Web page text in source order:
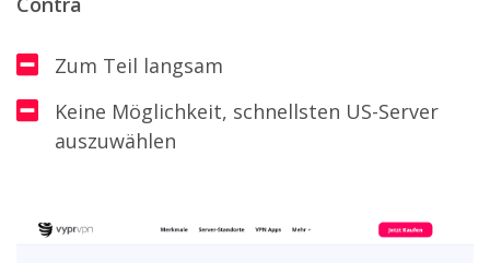
Zum Teil langsam
Keine Möglichkeit, schnellsten US-Server
auszuwählen